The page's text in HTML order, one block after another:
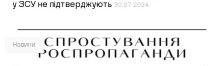
у ЗСУ не підтверджують 30.07.2024
Новини